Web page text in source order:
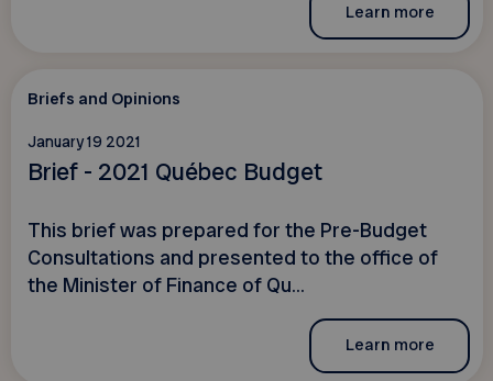
Learn more
Briefs and Opinions
January 19 2021
Brief - 2021 Québec Budget
This brief was prepared for the Pre-Budget
Consultations and presented to the office of
the Minister of Finance of Qu...
Learn more